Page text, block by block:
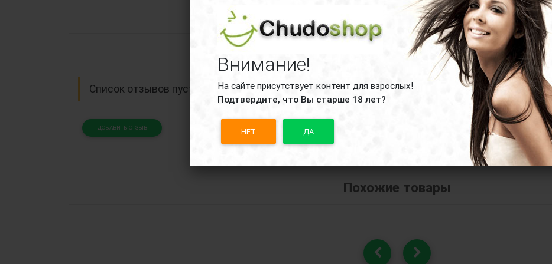
Внимание!
На сайте присутствует контент для взрослых!
Подтвердите, что Вы старше 18 лет?
НЕТ ДА
Отзывы о Маска-шлем на голову с отверстиями для
Список отзывов пуст.
ДОБАВИТЬ ОТЗЫВ
Похожие товары